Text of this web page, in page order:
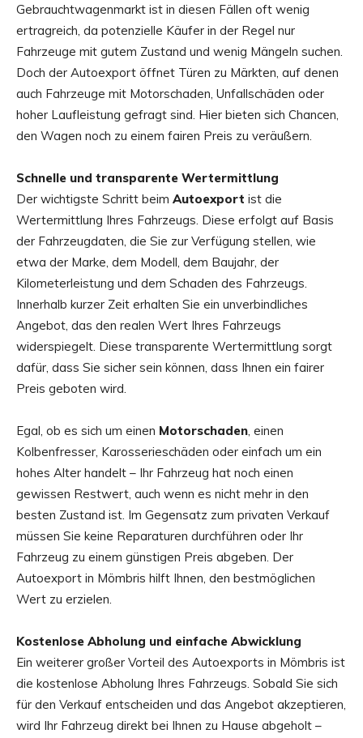
Gebrauchtwagenmarkt ist in diesen Fällen oft wenig
ertragreich, da potenzielle Käufer in der Regel nur
Fahrzeuge mit gutem Zustand und wenig Mängeln suchen.
Doch der Autoexport öffnet Türen zu Märkten, auf denen
auch Fahrzeuge mit Motorschaden, Unfallschäden oder
hoher Laufleistung gefragt sind. Hier bieten sich Chancen,
den Wagen noch zu einem fairen Preis zu veräußern.
Schnelle und transparente Wertermittlung
Der wichtigste Schritt beim Autoexport ist die
Wertermittlung Ihres Fahrzeugs. Diese erfolgt auf Basis
der Fahrzeugdaten, die Sie zur Verfügung stellen, wie
etwa der Marke, dem Modell, dem Baujahr, der
Kilometerleistung und dem Schaden des Fahrzeugs.
Innerhalb kurzer Zeit erhalten Sie ein unverbindliches
Angebot, das den realen Wert Ihres Fahrzeugs
widerspiegelt. Diese transparente Wertermittlung sorgt
dafür, dass Sie sicher sein können, dass Ihnen ein fairer
Preis geboten wird.
Egal, ob es sich um einen Motorschaden, einen
Kolbenfresser, Karosserieschäden oder einfach um ein
hohes Alter handelt – Ihr Fahrzeug hat noch einen
gewissen Restwert, auch wenn es nicht mehr in den
besten Zustand ist. Im Gegensatz zum privaten Verkauf
müssen Sie keine Reparaturen durchführen oder Ihr
Fahrzeug zu einem günstigen Preis abgeben. Der
Autoexport in Mömbris hilft Ihnen, den bestmöglichen
Wert zu erzielen.
Kostenlose Abholung und einfache Abwicklung
Ein weiterer großer Vorteil des Autoexports in Mömbris ist
die kostenlose Abholung Ihres Fahrzeugs. Sobald Sie sich
für den Verkauf entscheiden und das Angebot akzeptieren,
wird Ihr Fahrzeug direkt bei Ihnen zu Hause abgeholt –